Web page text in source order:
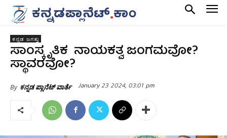
ಕನ್ನಡ ಜಗತ್ತು
ಸಾಂಸ್ಕೃತಿಕ ನಾಯಕತ್ವ ಜಂಗಮವೋ?
ಸ್ಥಾವರವೋ?
By ಕನ್ನಡ ಪ್ಲಾನೆಟ್ ವಾರ್ತೆ January 23 2024, 03:01 pm